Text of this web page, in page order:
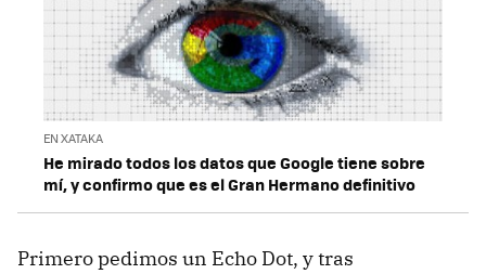
EN XATAKA
He mirado todos los datos que Google tiene sobre
mí, y confirmo que es el Gran Hermano definitivo
Primero pedimos un Echo Dot, y tras